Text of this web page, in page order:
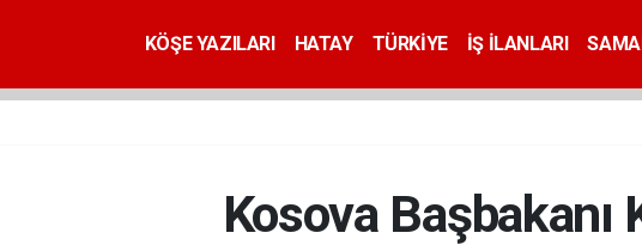
KÖŞE YAZILARI HATAY TÜRKİYE İŞ İLANLARI
Kosova Başbakanı